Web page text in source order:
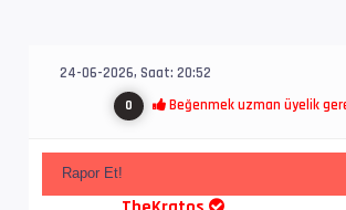
24-06-2026, Saat: 20:52
0 Beğenmek uzman üyelik
Rapor Et!